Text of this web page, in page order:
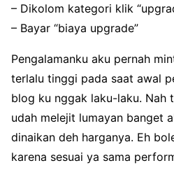
– Dikolom kategori klik
– Bayar “biaya upgrade”
Pengalamanku aku pernah
terlalu tinggi pada saat awal
blog ku nggak laku-laku. Nah
udah melejit lumayan banget
dinaikan deh harganya. Eh
karena sesuai ya sama